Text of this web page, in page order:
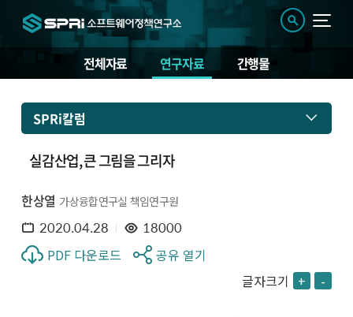
전체자료 연구자료 간행물
SPRi칼럼
실감산업, 큰 그림을 그리자
한상열 가상융합연구실 책임연구원
2020.04.28 18000
PDF 다운로드
공유 열기
글자크기 + -